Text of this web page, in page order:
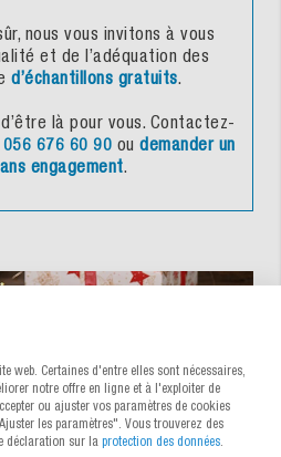
nous vous invitons à vous
et de l’adéquation des
d’échantillons gratuits
là pour vous. Contactez-
056 676 60 90 ou demander un
engagement
web. Certaines d'entre elles sont nécessaires,
notre offre en ligne et à l'exploiter de
ou ajuster vos paramètres de cookies
les paramètres". Vous trouverez des
déclaration sur la protection des données.